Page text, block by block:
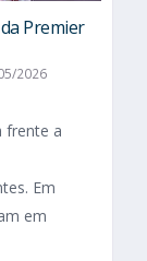
Premier
2026
frente a
Em
em